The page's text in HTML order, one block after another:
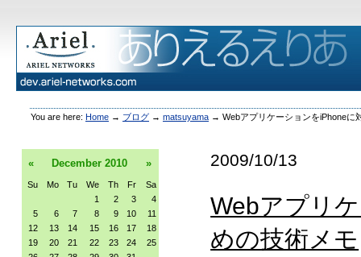
You are here: Home → ブログ → matsuyama → WebアプリケーションをiPhoneに
« December 2010 »
Su Mo Tu We Th Fr
Sa
1
2 3
4
5
6 7 8 9 10
11
12
13 14 15 16 17
18
19
20 21 22 23 24
25
2009/10/13
Webアプリ
めの技術メモ